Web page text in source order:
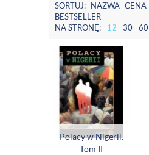
SORTUJ: NAZWA CENA
BESTSELLER
NA STRONĘ:
12 30 60
Polacy w Nigerii.
Tom II